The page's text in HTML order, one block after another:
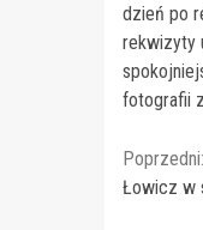
dzień po
rekwizyty
fotografii
Poprzedni:
Łowicz w